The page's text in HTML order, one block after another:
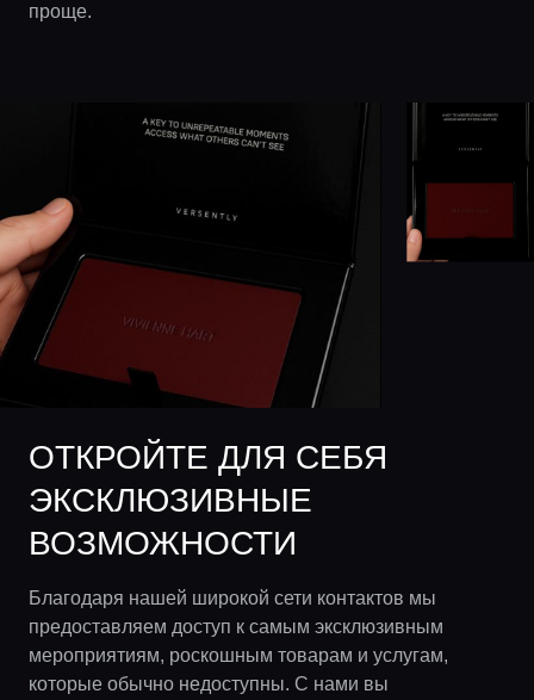
проще.
ОТКРОЙТЕ ДЛЯ СЕБЯ
ЭКСКЛЮЗИВНЫЕ
ВОЗМОЖНОСТИ
Благодаря нашей широкой сети контактов мы
предоставляем доступ к самым эксклюзивным
мероприятиям, роскошным товарам и услугам,
которые обычно недоступны. С нами вы